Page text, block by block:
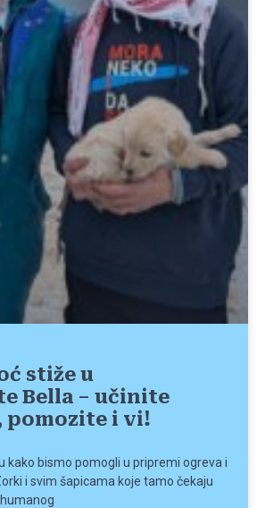
stiže u
Bella – učinite
pomozite i vi!
kako bismo pomogli u pripremi ogreva i
i svim šapicama koje tamo čekaju